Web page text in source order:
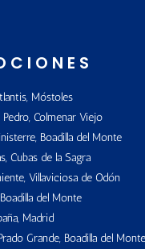
Móstoles
Colmenar Viejo
Boadilla del Monte
Cubas de la Sagra
Villaviciosa de Odón
del Monte
Madrid
Grande, Boadilla del Monte